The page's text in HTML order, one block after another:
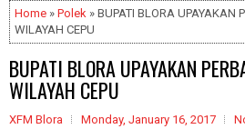
Home » Polek » BUPATI BLORA UPAYAKAN
WILAYAH CEPU
BUPATI BLORA UPAYAKAN
WILAYAH CEPU
XFM Blora Monday, January 16, 2017